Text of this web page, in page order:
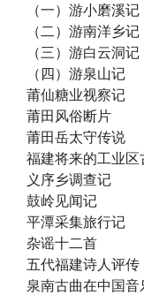
（一）游小磨溪记
（二）游南洋乡记
（三）游白云洞记
（四）游泉山记
莆仙糖业视察记
莆田风俗断片
莆田岳太守传说
福建将来的工业区
义序乡调查记
鼓岭见闻记
平潭采集旅行记
杂谣十二首
五代福建诗人评传
泉南古曲在中国音